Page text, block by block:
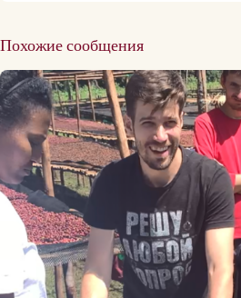
Похожие сообщения